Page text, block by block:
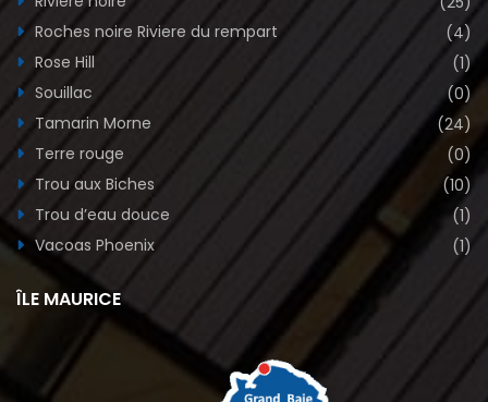
Roches noire Riviere du rempart
(4)
Rose Hill
(1)
Souillac
(0)
Tamarin Morne
(24)
Terre rouge
(0)
Trou aux Biches
(10)
Trou d’eau douce
(1)
Vacoas Phoenix
(1)
ÎLE MAURICE